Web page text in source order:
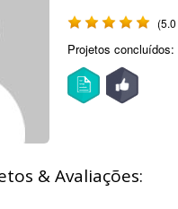
Projetos concluídos:
& Avaliações: